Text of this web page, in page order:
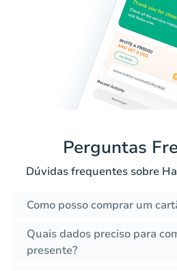
Perguntas
Dúvidas frequentes sobre
Como posso comprar um
Quais dados preciso para
presente?